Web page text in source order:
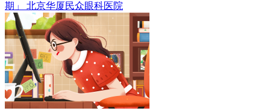
期」 北京华厦民众眼科医院